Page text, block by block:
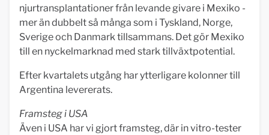
njurtransplantationer från levande givare i Mexiko -
mer än dubbelt så många som i Tyskland, Norge,
Sverige och Danmark tillsammans. Det gör Mexiko
till en nyckelmarknad med stark tillväxtpotential.
Efter kvartalets utgång har ytterligare kolonner till
Argentina levererats.
Framsteg i USA
Även i USA har vi gjort framsteg, där in vitro-tester